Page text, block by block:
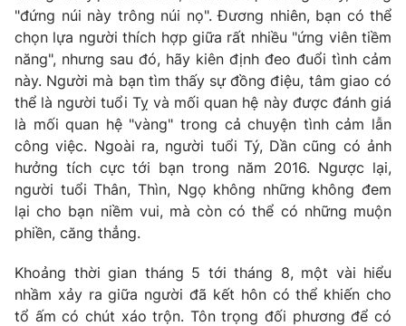
THỜI BÁO VTV
Theo dõi báo trên
Cơ quan chủ quản:Đài Truyền hình Việt Nam
Cơ quan báo chí:Thời báo VTV
Giấy phép hoạt động báo in và báo điện tử số 483/GP-BTTTT
cấp ngày 29/12/2023
Tổng Biên tập:Vũ Thanh Thủy
Phó Tổng Biên tập:Nguyễn Thị Mỹ Hạnh, Phạm Quốc Thắng,
Nguyễn Trọng Ninh
Tổng đài VTV:024.38 355 931 - 024.38 355 932
"đứng núi này trông núi nọ". Đương nhiên, bạn có thể
chọn lựa người thích hợp giữa rất nhiều "ứng viên tiềm
năng", nhưng sau đó, hãy kiên định đeo đuổi tình cảm
này. Người mà bạn tìm thấy sự đồng điệu, tâm giao có
thể là người tuổi Tỵ và mối quan hệ này được đánh giá
là mối quan hệ "vàng" trong cả chuyện tình cảm lẫn
công việc. Ngoài ra, người tuổi Tý, Dần cũng có ảnh
hưởng tích cực tới bạn trong năm 2016. Ngược lại,
người tuổi Thân, Thìn, Ngọ không những không đem
lại cho bạn niềm vui, mà còn có thể có những muộn
phiền, căng thẳng.
Khoảng thời gian tháng 5 tới tháng 8, một vài hiểu
nhầm xảy ra giữa người đã kết hôn có thể khiến cho
tổ ấm có chút xáo trộn. Tôn trọng đối phương để có